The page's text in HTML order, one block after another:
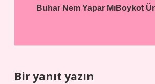
Buhar Nem Yapar MıBoykot
Bir yanıt yazın